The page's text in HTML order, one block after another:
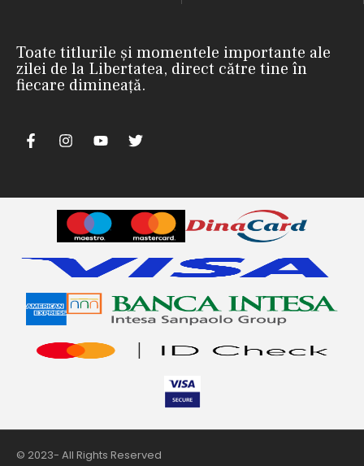
Toate titlurile și momentele importante ale
zilei de la Libertatea, direct către tine în
fiecare dimineață.
© 2023- All Rights Reserved